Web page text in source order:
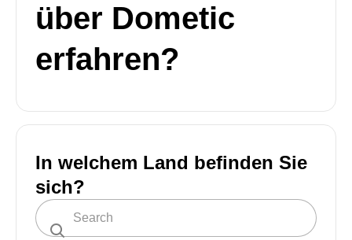
über Dometic
erfahren?
In welchem Land befinden Sie
sich?